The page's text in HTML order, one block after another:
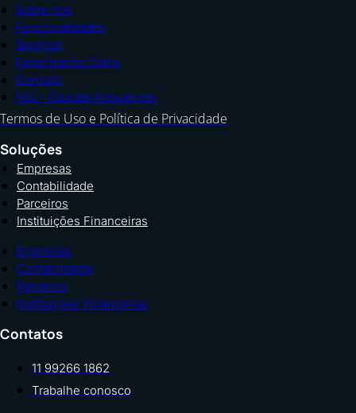
Sobre nós
Funcionalidades
Serviços
Experimente Grátis
Contato
FAQ – Dúvidas frequentes
Termos de Uso e Política de Privacidade
Soluções
Empresas
Contabilidade
Parceiros
Instituições Financeiras
Empresas
Contabilidade
Parceiros
Instituições Financeiras
Contatos
11 99266 1862
Trabalhe conosco